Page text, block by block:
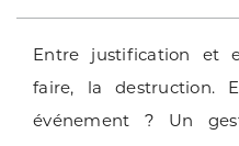
Entre justification et
faire, la destruction.
événement ? Un